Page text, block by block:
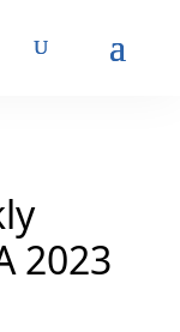
2023